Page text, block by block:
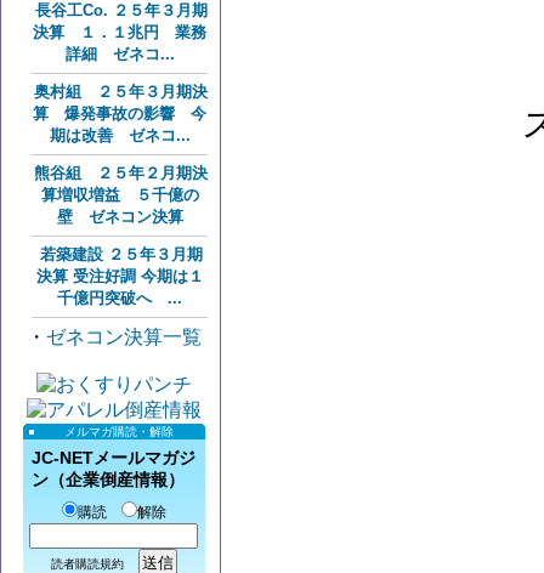
長谷工Co. ２５年３月期
決算 １．１兆円 業務
詳細 ゼネコ...
奥村組 ２５年３月期決
算 爆発事故の影響 今
期は改善 ゼネコ...
熊谷組 ２５年２月期決
算増収増益 ５千億の
壁 ゼネコン決算
若築建設 ２５年３月期
決算 受注好調 今期は１
千億円突破へ ...
・ ゼネコン決算一覧
メルマガ購読・解除
JC-NETメールマガジ
ン（企業倒産情報）
購読 解除
読者購読規約